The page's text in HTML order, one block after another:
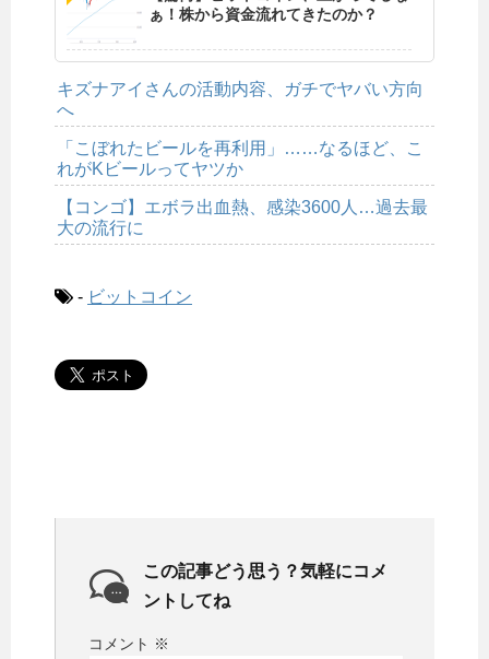
ぁ！株から資金流れてきたのか？
キズナアイさんの活動内容、ガチでヤバい方向
へ
「こぼれたビールを再利用」……なるほど、こ
れがKビールってヤツか
【コンゴ】エボラ出血熱、感染3600人…過去最
大の流行に
- ビットコイン
この記事どう思う？気軽にコメ
ントしてね
コメント ※